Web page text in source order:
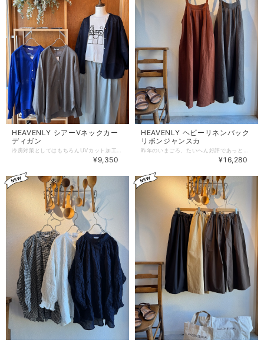
HEAVENLY シアーVネックカー
ディガン
¥9,350
HEAVENLY ヘビーリネンバック
リボンジャンスカ
¥16,280